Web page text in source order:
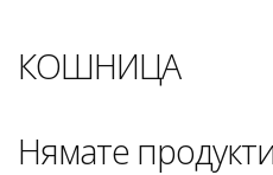
КОШНИЦА
Нямате